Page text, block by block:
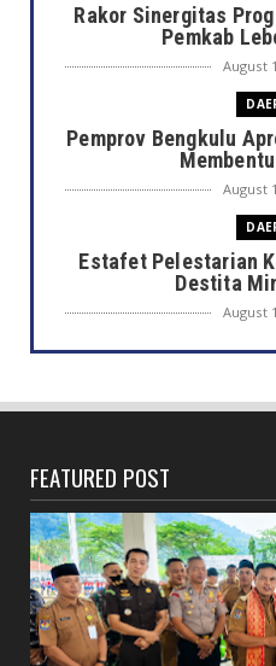
Rakor Sinergitas
Pemkab
August
Pemprov Bengkulu
August
Estafet Pelestarian
Destita
August
Bengkulu
6 Bulan Gaji Tak
Gugat
August
Negara dan
Qur’an,
FEATURED POST